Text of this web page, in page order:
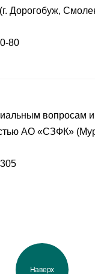
Дорогобуж,
80
вопросам
АО «СЗФК»
Наверх